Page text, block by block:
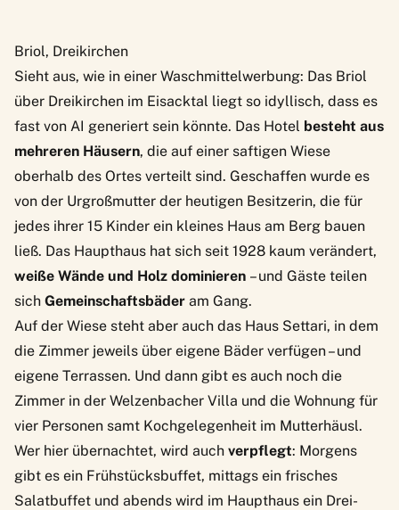
Briol, Dreikirchen
Sieht aus, wie in einer Waschmittelwerbung: Das Briol
über Dreikirchen im Eisacktal liegt so idyllisch, dass es
fast von AI generiert sein könnte. Das Hotel besteht aus
mehreren Häusern, die auf einer saftigen Wiese
oberhalb des Ortes verteilt sind. Geschaffen wurde es
von der Urgroßmutter der heutigen Besitzerin, die für
jedes ihrer 15 Kinder ein kleines Haus am Berg bauen
ließ. Das Haupthaus hat sich seit 1928 kaum verändert,
weiße Wände und Holz dominieren – und Gäste teilen
sich Gemeinschaftsbäder am Gang.
Auf der Wiese steht aber auch das Haus Settari, in dem
die Zimmer jeweils über eigene Bäder verfügen – und
eigene Terrassen. Und dann gibt es auch noch die
Zimmer in der Welzenbacher Villa und die Wohnung für
vier Personen samt Kochgelegenheit im Mutterhäusl.
Wer hier übernachtet, wird auch verpflegt: Morgens
gibt es ein Frühstücksbuffet, mittags ein frisches
Salatbuffet und abends wird im Haupthaus ein Drei-